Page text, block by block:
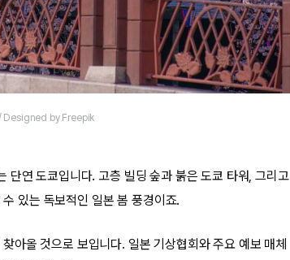
/ Designed by Freepik
단연 도쿄입니다. 고층 빌딩 숲과 붉은 도쿄 타워, 그리고
있는 독보적인 일본 봄 풍경이죠.
아올 것으로 보입니다. 일본 기상협회와 주요 예보 매체